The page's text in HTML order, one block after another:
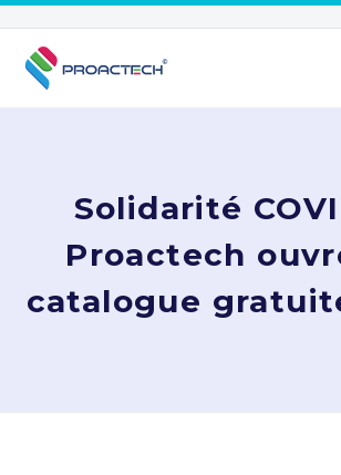
Solidarité
Proactech
catalogue